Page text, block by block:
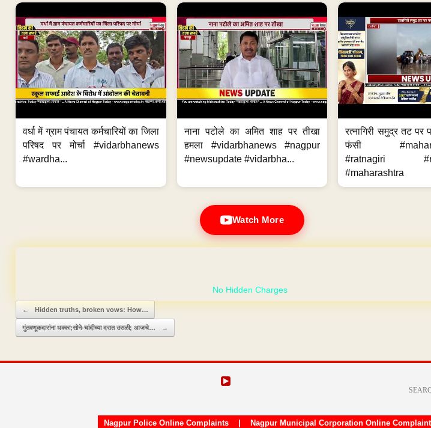
वर्धा में ग्राम पंचायत कर्मचारियों का जिला
परिषद पर मोर्चा #vidarbhanews
#wardha...
नाना पटोले का अमित शाह पर तीखा
हमला #vidarbhanews #nagpur
#newsupdate #vidarbha...
रत्नागिरी समुद्र तट पर
फंसी
#ratnagiri
#maharashtra
Watch More
Post navigation
← Hidden truths, broken vows: How…
गुंतवणूकदारांना धक्का;सोने-चांदीच्या दरात उसळी; आजचे… →
Nagpur Police Online Complaints| Nagpur Municipal Corporation Online Complaint